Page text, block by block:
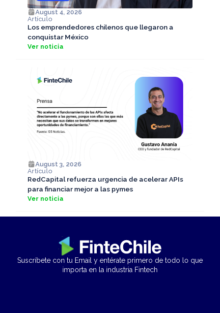
August 4, 2026
Artículo
Los emprendedores chilenos que llegaron a
conquistar México
Ver noticia
August 3, 2026
Artículo
RedCapital refuerza urgencia de acelerar APIs
para financiar mejor a las pymes
Ver noticia
Suscríbete con tu Email y entérate primero de todo lo que
importa en la industria Fintech